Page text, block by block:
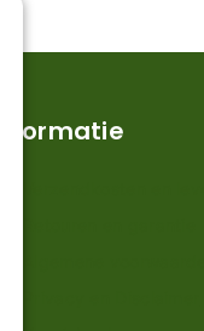
Informatie